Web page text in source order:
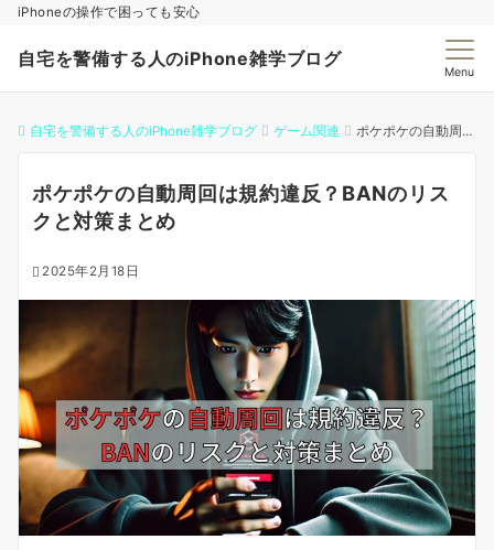
iPhoneの操作で困っても安心
自宅を警備する人のiPhone雑学ブログ
Menu
自宅を警備する人のiPhone雑学ブログ ゲーム関連 ポケポケの自動周回は規約違反？BANのリスクと対策まとめ
ポケポケの自動周回は規約違反？BANのリス
クと対策まとめ
2025年2月18日